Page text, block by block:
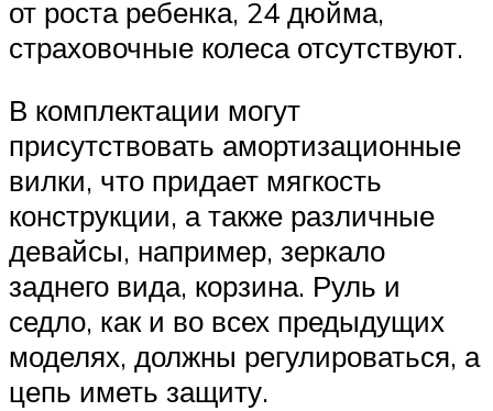
от роста ребенка, 24 дюйма,
страховочные колеса отсутствуют.
В комплектации могут
присутствовать амортизационные
вилки, что придает мягкость
конструкции, а также различные
девайсы, например, зеркало
заднего вида, корзина. Руль и
седло, как и во всех предыдущих
моделях, должны регулироваться, а
цепь иметь защиту.